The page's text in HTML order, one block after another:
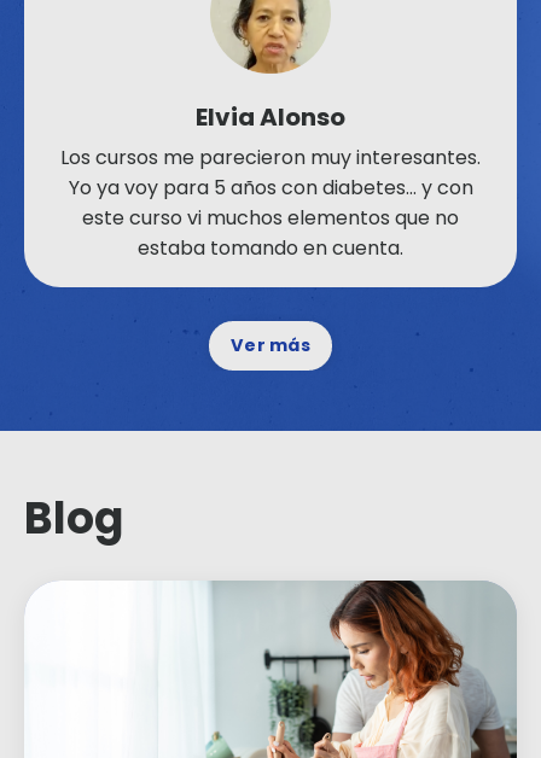
Elvia Alonso
Los cursos me parecieron muy interesantes.
Yo ya voy para 5 años con diabetes… y con
este curso vi muchos elementos que no
estaba tomando en cuenta.
Ver más
Blog